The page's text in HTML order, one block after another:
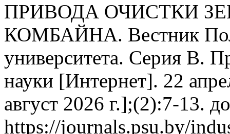
ПРИВОДА ОЧИСТКИ
КОМБАЙНА. Вестник
университета. Серия B.
науки [Интернет]. 22
август 2026 г.];(2):7-13.
https://journals.psu.by/